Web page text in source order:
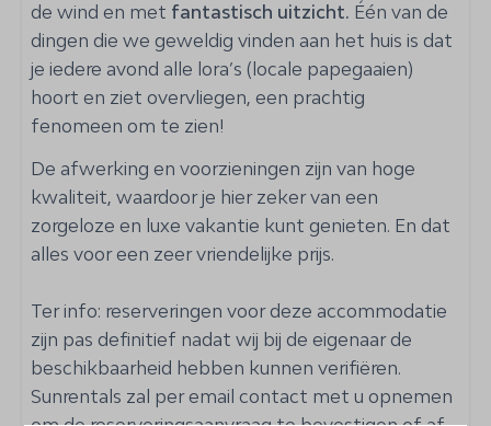
Kledingkast
Beddengoed
Plafondventilator
Badkamer
Föhn
Strandhanddoeken
Wastafel
Handdoeken
Douche
Extra diensten
Ophaalservice van het vliegveld
de wind en met fantastisch uitzicht. Één van de
dingen die we geweldig vinden aan het huis is dat
je iedere avond alle lora’s (locale papegaaien)
hoort en ziet overvliegen, een prachtig
fenomeen om te zien!
De afwerking en voorzieningen zijn van hoge
kwaliteit, waardoor je hier zeker van een
zorgeloze en luxe vakantie kunt genieten. En dat
alles voor een zeer vriendelijke prijs.
Ter info: reserveringen voor deze accommodatie
zijn pas definitief nadat wij bij de eigenaar de
beschikbaarheid hebben kunnen verifiëren.
Sunrentals zal per email contact met u opnemen